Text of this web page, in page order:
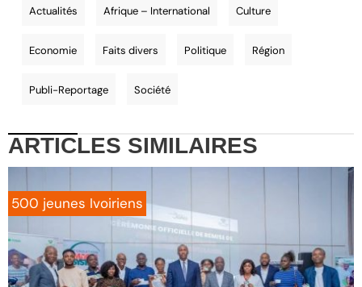
Actualités Afrique – International Culture
Economie Faits divers Politique Région
Publi-Reportage Société
ARTICLES SIMILAIRES
500 jeunes Ivoiriens